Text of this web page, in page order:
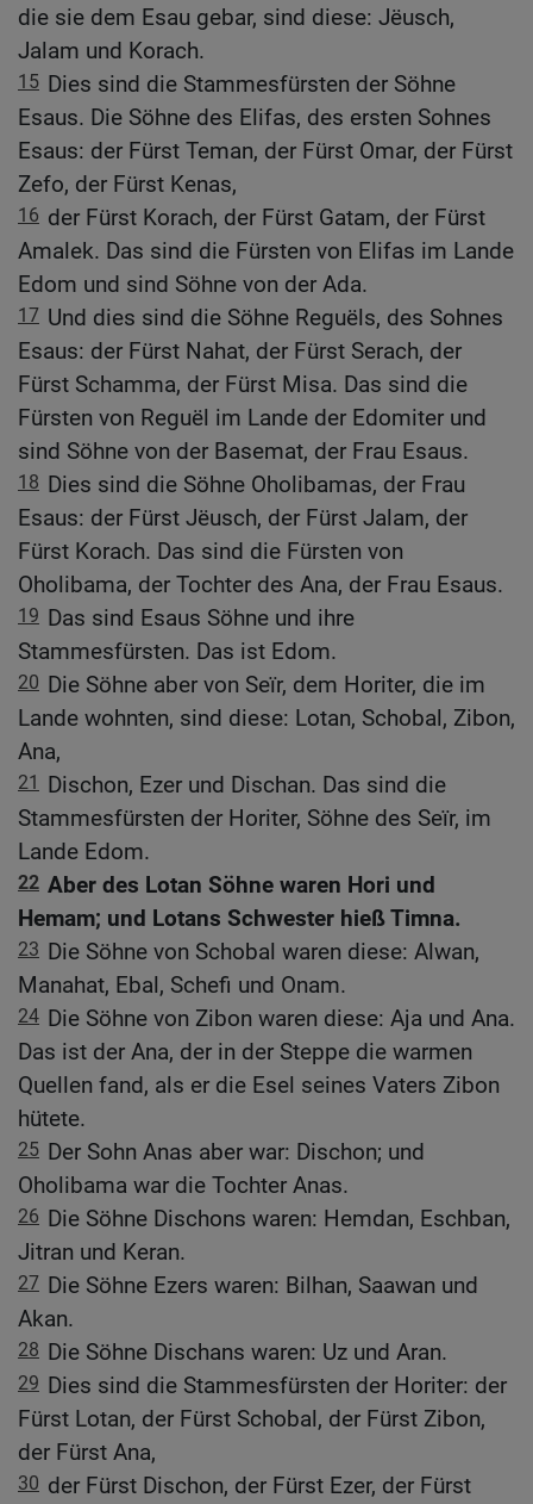
die sie dem Esau gebar, sind diese: Jëusch,
Jalam und Korach.
15 Dies sind die Stammesfürsten der Söhne
Esaus. Die Söhne des Elifas, des ersten Sohnes
Esaus: der Fürst Teman, der Fürst Omar, der Fürst
Zefo, der Fürst Kenas,
16 der Fürst Korach, der Fürst Gatam, der Fürst
Amalek. Das sind die Fürsten von Elifas im Lande
Edom und sind Söhne von der Ada.
17 Und dies sind die Söhne Reguëls, des Sohnes
Esaus: der Fürst Nahat, der Fürst Serach, der
Fürst Schamma, der Fürst Misa. Das sind die
Fürsten von Reguël im Lande der Edomiter und
sind Söhne von der Basemat, der Frau Esaus.
18 Dies sind die Söhne Oholibamas, der Frau
Esaus: der Fürst Jëusch, der Fürst Jalam, der
Fürst Korach. Das sind die Fürsten von
Oholibama, der Tochter des Ana, der Frau Esaus.
19 Das sind Esaus Söhne und ihre
Stammesfürsten. Das ist Edom.
20 Die Söhne aber von Seïr, dem Horiter, die im
Lande wohnten, sind diese: Lotan, Schobal, Zibon,
Ana,
21
Dischon, Ezer und Dischan. Das sind die
Stammesfürsten der Horiter, Söhne des Seïr, im
Lande Edom.
22 Aber des Lotan Söhne waren Hori und
Hemam; und Lotans Schwester hieß Timna.
23 Die Söhne von Schobal waren diese: Alwan,
Manahat, Ebal, Schefi und Onam.
24 Die Söhne von Zibon waren diese: Aja und Ana.
Das ist der Ana, der in der Steppe die warmen
Quellen fand, als er die Esel seines Vaters Zibon
hütete.
25 Der Sohn Anas aber war: Dischon; und
Oholibama war die Tochter Anas.
26 Die Söhne Dischons waren: Hemdan, Eschban,
Jitran und Keran.
27 Die Söhne Ezers waren: Bilhan, Saawan und
Akan.
28 Die Söhne Dischans waren: Uz und Aran.
29 Dies sind die Stammesfürsten der Horiter: der
Fürst Lotan, der Fürst Schobal, der Fürst Zibon,
der Fürst Ana,
30 der Fürst Dischon, der Fürst Ezer, der Fürst